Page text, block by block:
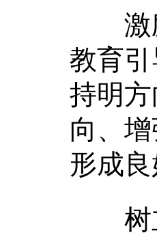
激励
教育
持明
向、
形成
树立